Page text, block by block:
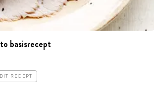
basisrecept
RECEPT